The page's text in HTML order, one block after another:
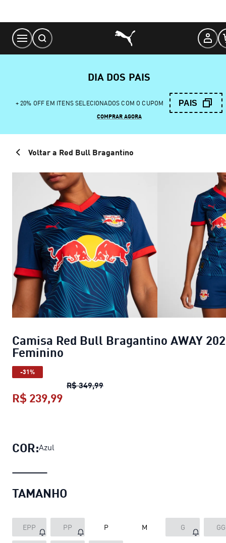
Content
DIA DOS PAIS
+ 20% OFF EM ITENS SELECIONADOS COM O CUPOM PAIS
COMPRAR AGORA
Voltar a Red Bull Bragantino
Camisa Red Bull Bragantino AWAY
Feminino
-31%
R$ 349,99Camisa Red Bull Bragantino
R$ 239,99
COR:Azul
TAMANHO
EPP PP P M G GG